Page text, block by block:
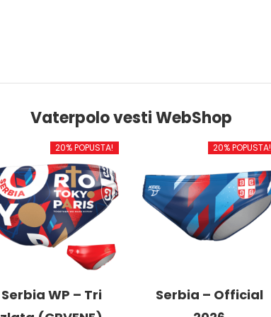
Vaterpolo vesti WebShop
20% POPUSTA!
Serbia WP – Tri
20% POPUSTA!
Serbia – Official